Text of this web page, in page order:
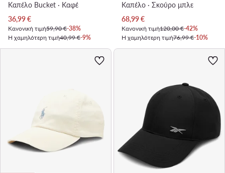
Καπέλο Bucket · Καφέ
Τρέχουσα τιμή
36,99€
Κανονική τιμή59,90 €-38%
Η χαμηλότερη τιμή40,99 €-9%
Καπέλο · Σκούρο μπλε
Τρέχουσα τιμή
68,99€
Κανονική τιμή120,00 €-42%
Η χαμηλότερη τιμή76,99 €-10%